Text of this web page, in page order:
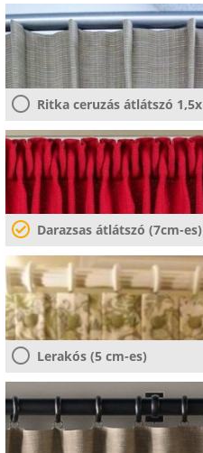
Ritka ceruzás átlátszó 1,5x
Darazsas átlátszó (7cm-es)
Lerakós (5 cm-es)